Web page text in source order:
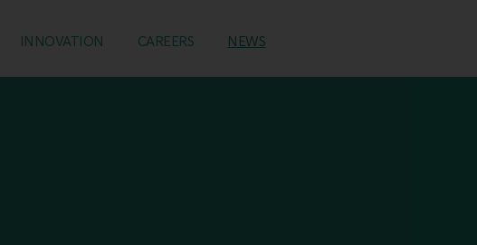
INNOVATION CAREERS NEWS